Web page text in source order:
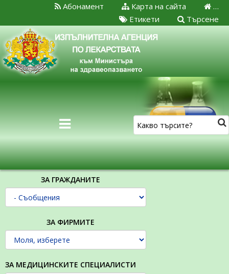
…
Карта на сайта
Абонамент
Търсене
Етикети
ЗА ГРАЖДАНИТЕ
ЗА ФИРМИТЕ
ЗА МЕДИЦИНСКИТЕ СПЕЦИАЛИСТИ